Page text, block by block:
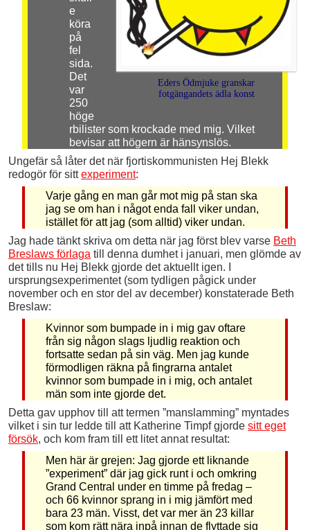
Eders Ödmjuke granskar
fotgängandets ädla konst
e
köra
på
fel
sida.
Det
var
250
höge
rbilister som krockade med mig. Vilket
bevisar att högern är hänsynslös.
Ungefär så låter det när fjortiskommunisten Hej Blekk
redogör för sittexperiment:
Varje gång en man går mot mig på stan ska
jag se om han i något enda fall viker undan,
istället för att jag (som alltid) viker undan.
Jag hade tänkt skriva om detta när jag först blev varse Beth
Breslaws förlaga till denna dumhet i januari, men glömde av
det tills nu Hej Blekk gjorde det aktuellt igen. I
ursprungsexperimentet (som tydligen pågick under
november och en stor del av december) konstaterade Beth
Breslaw:
Kvinnor som bumpade in i mig gav oftare
från sig någon slags ljudlig reaktion och
fortsatte sedan på sin väg. Men jag kunde
förmodligen räkna på fingrarna antalet
kvinnor som bumpade in i mig, och antalet
män som inte gjorde det.
Detta gav upphov till att termen ”manslamming” myntades
vilket i sin tur ledde till att Katherine Timpf gjorde sitt eget
försök, och kom fram till ett litet annat resultat:
Men här är grejen: Jag gjorde ett liknande
”experiment” där jag gick runt i och omkring
Grand Central under en timme på fredag –
och 66 kvinnor sprang in i mig jämfört med
bara 23 män. Visst, det var mer än 23 killar
som kom rätt nära inpå innan de flyttade sig